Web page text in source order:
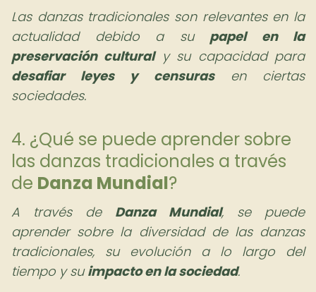
Las danzas tradicionales son relevantes en la
actualidad debido a su papel en la
preservación culturaly su capacidad para
desafiar leyes y censurasen ciertas
sociedades.
4. ¿Qué se puede aprender sobre
las danzas tradicionales a través
de Danza Mundial?
A través de Danza Mundial, se puede
aprender sobre la diversidad de las danzas
tradicionales, su evolución a lo largo del
tiempo y suimpacto en la sociedad.